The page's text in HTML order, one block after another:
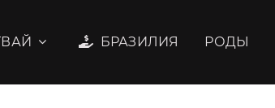
БРАЗИЛИЯ РОДЫ